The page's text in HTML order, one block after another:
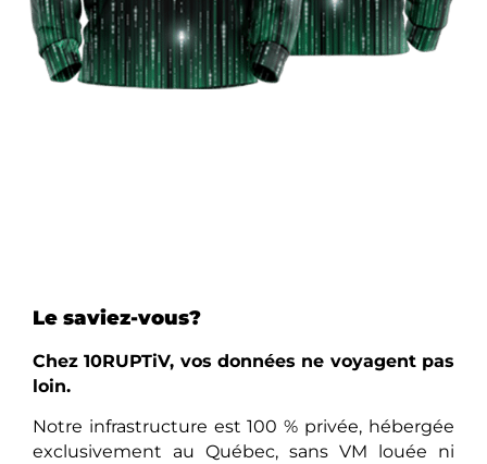
Le saviez-vous?
Chez 10RUPTiV, vos données ne voyagent pas
loin.
Notre infrastructure est 100 % privée, hébergée
exclusivement au Québec, sans VM louée ni